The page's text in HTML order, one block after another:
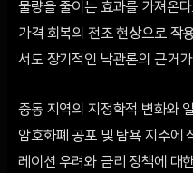
물량을 줄이는 효과를 가져온
가격 회복의 전조 현상으로 작
서도 장기적인 낙관론의 근거
중동 지역의 지정학적 변화와
암호화폐 공포 및 탐욕 지수에
레이션 우려와 금리 정책에 대